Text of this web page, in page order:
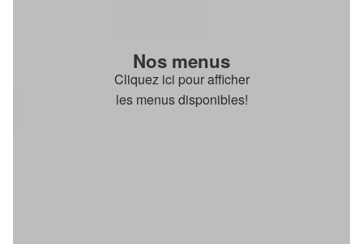
Nos menus
Cliquez ici pour afficher
les menus disponibles!